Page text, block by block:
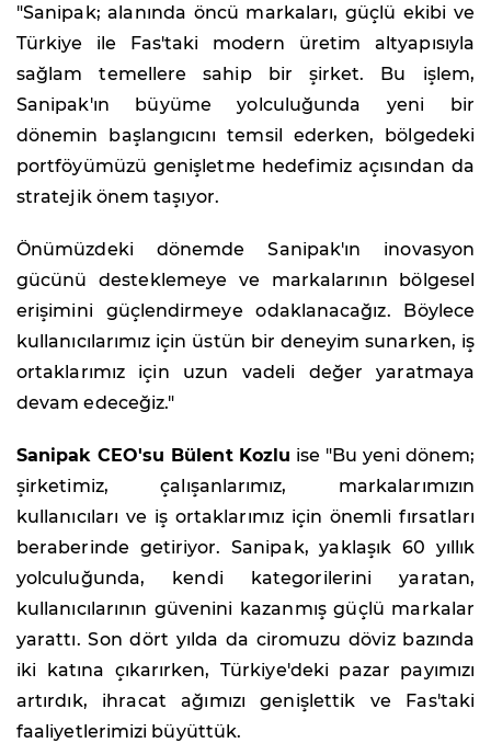
"Sanipak; alanında öncü markaları, güçlü ekibi ve
Türkiye ile Fas'taki modern üretim altyapısıyla
sağlam temellere sahip bir şirket. Bu işlem,
Sanipak'ın büyüme yolculuğunda yeni bir
dönemin başlangıcını temsil ederken, bölgedeki
portföyümüzü genişletme hedefimiz açısından da
stratejik önem taşıyor.
Önümüzdeki dönemde Sanipak'ın inovasyon
gücünü desteklemeye ve markalarının bölgesel
erişimini güçlendirmeye odaklanacağız. Böylece
kullanıcılarımız için üstün bir deneyim sunarken, iş
ortaklarımız için uzun vadeli değer yaratmaya
devam edeceğiz."
Sanipak CEO'su Bülent Kozlu ise "Bu yeni dönem;
şirketimiz, çalışanlarımız, markalarımızın
kullanıcıları ve iş ortaklarımız için önemli fırsatları
beraberinde getiriyor. Sanipak, yaklaşık 60 yıllık
yolculuğunda, kendi kategorilerini yaratan,
kullanıcılarının güvenini kazanmış güçlü markalar
yarattı. Son dört yılda da ciromuzu döviz bazında
iki katına çıkarırken, Türkiye'deki pazar payımızı
artırdık, ihracat ağımızı genişlettik ve Fas'taki
faaliyetlerimizi büyüttük.